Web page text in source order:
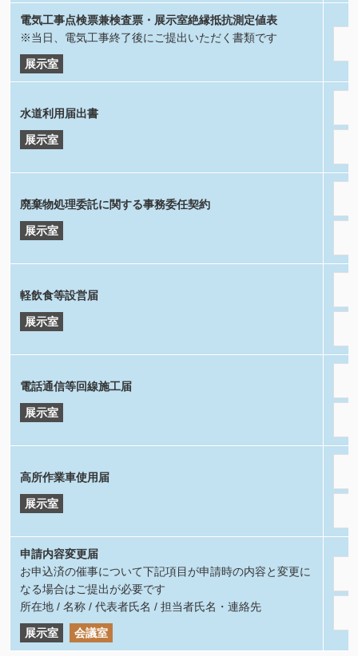
電気工事点検票兼検査票・展示室絶縁抵抗測定値表
※当日、電気工事終了後にご提出いただく書類です
展示室
水道利用届出書
展示室
廃棄物処理委託に関する事務委任契約
展示室
軽飲食等設営届
展示室
電話通信等回線施工届
展示室
高所作業車使用届
展示室
申請内容変更届
お申込済の催事について下記項目が申請時の内容と変更に
なる場合はご提出が必要です
所在地 / 名称 / 代表者氏名 / 担当者氏名・連絡先
展示室 会議室